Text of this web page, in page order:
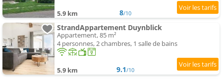
5.9 km 8/10
StrandAppartement Duynblick
Appartement, 85 m²
4 personnes, 2 chambres, 1 salle de bains
5.9 km 9.1/10